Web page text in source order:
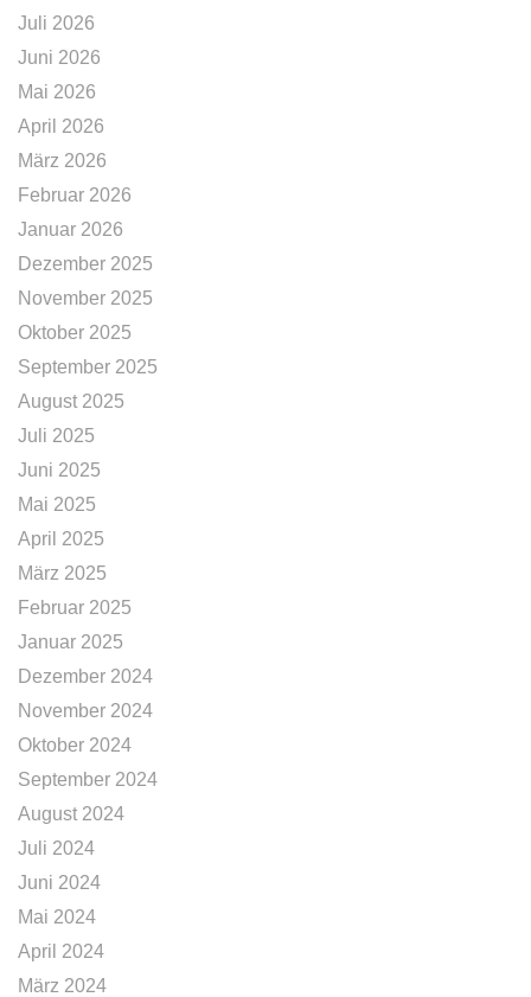
Juli 2026
Juni 2026
Mai 2026
April 2026
März 2026
Februar 2026
Januar 2026
Dezember 2025
November 2025
Oktober 2025
September 2025
August 2025
Juli 2025
Juni 2025
Mai 2025
April 2025
März 2025
Februar 2025
Januar 2025
Dezember 2024
November 2024
Oktober 2024
September 2024
August 2024
Juli 2024
Juni 2024
Mai 2024
April 2024
März 2024